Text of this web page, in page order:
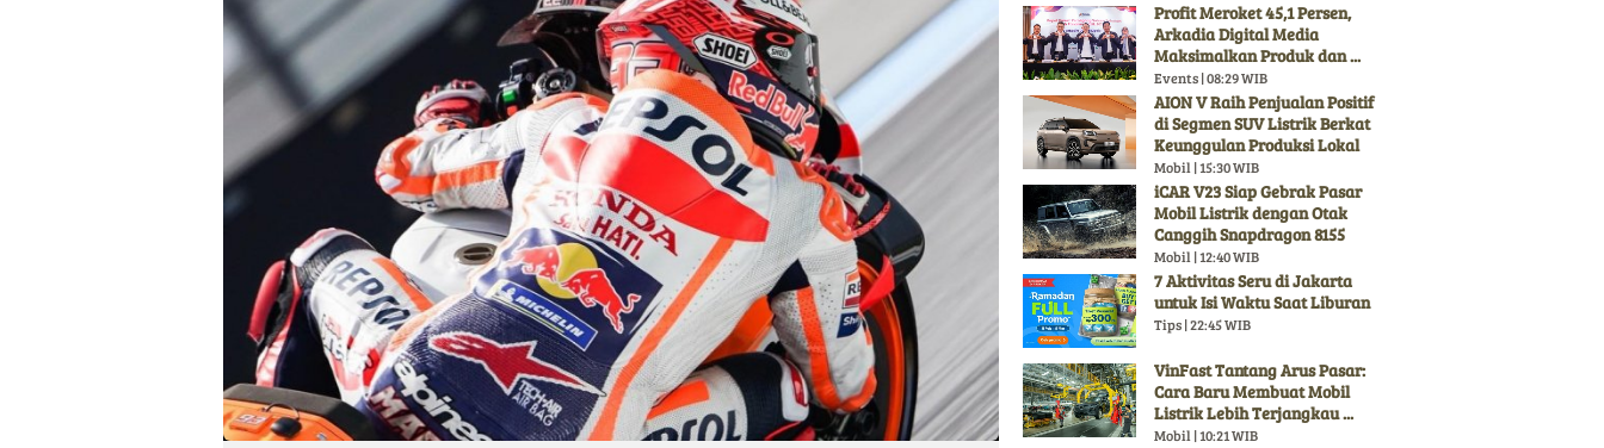
Profit Meroket 45,1 Persen,
Arkadia Digital Media
Maksimalkan Produk dan ...
Events | 08:29 WIB
AION V Raih Penjualan Positif
di Segmen SUV Listrik Berkat
Keunggulan Produksi Lokal
Mobil | 15:30 WIB
iCAR V23 Siap Gebrak Pasar
Mobil Listrik dengan Otak
Canggih Snapdragon 8155
Mobil | 12:40 WIB
7 Aktivitas Seru di Jakarta
untuk Isi Waktu Saat Liburan
Tips | 22:45 WIB
VinFast Tantang Arus Pasar:
Cara Baru Membuat Mobil
Listrik Lebih Terjangkau ...
Mobil | 10:21 WIB